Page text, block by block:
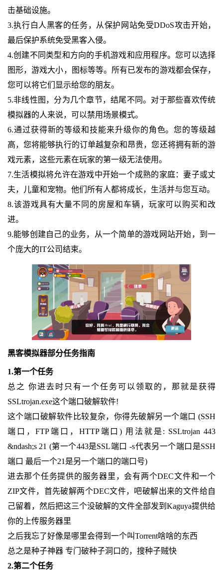
击基础设施。
3.执行白人黑客的任务，从保护网站免受DDoS攻击开始，
最后保护系统免受黑客入侵。
4.创建不同类型和方向的手机游戏和应用程序。您可以选择
图形，游戏大小，图标等等。所有已发布的游戏都会保存，
您可以将它们显示给您的朋友。
5.非线性图，分为几个章节，结尾不同。对于那些喜欢传统
模拟器的人来说，可以禁用场景模式。
6.通过获得新的等级和技能来升级你的角色。您的等级越
高，您将能够执行的订单越复杂和昂贵，您还将拥有新的游
戏元素，这些元素在玩家的第一级无法使用。
7.生活模拟将允许在游戏中开始一个成熟的家庭：妻子或丈
夫，儿童和宠物。他们所有人都将成长，生活并与您互动。
8.该游戏具有大量不同的房屋和车辆，玩家可以购买和改
进。
9.能够创建自己的业务，从一个简单的游戏网站开始，到一
个庞大的IT公司结束。
黑客模拟器部分任务指南
1.第一个任务
总之 你进去时只有一个任务可以领取的，那就是获得
SSLtrojan.exe这个端口破解软件!
这个端口破解软件比较复杂，你得先破解另一个端口 (SSH
端口，FTP端口，HTTP端口) 用法就是: SSLtrojan 443
&ndash;s 21 (第一个443是SSL端口 -s代表另一个端口是SSH
端口 最后一个21是另一个端口的端口号)
进去那个任务提供的服务器里，会有两个DEC文件和一个
ZIP文件，首先破解两个DEC文件，吧破解出来的文件给自
己留着，然后把这三个没破解的文件全部发到Kaguya提供给
你的上传服务器里
之后我忘了好像是哪里会得到一个叫Torrent啥啥的东西
总之是种子神器 专门破种子洞口的，搜种子贼快
2.第二个任务